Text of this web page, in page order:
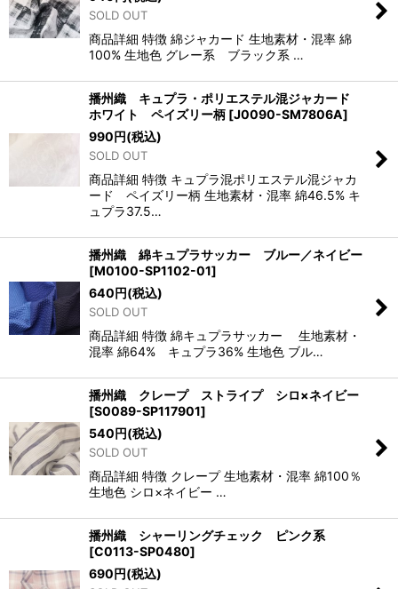
SOLD OUT
商品詳細 特徴 綿ジャカード 生地素材・混率 綿
100% 生地色 グレー系 ブラック系 …
播州織 キュプラ・ポリエステル混ジャカード
ホワイト ペイズリー柄 [J0090-SM7806A]
990円(税込)
SOLD OUT
商品詳細 特徴 キュプラ混ポリエステル混ジャカ
ード ペイズリー柄 生地素材・混率 綿46.5% キ
ュプラ37.5…
播州織 綿キュプラサッカー ブルー／ネイビー
[M0100-SP1102-01]
640円(税込)
SOLD OUT
商品詳細 特徴 綿キュプラサッカー 生地素材・
混率 綿64% キュプラ36% 生地色 ブル…
播州織 クレープ ストライプ シロ×ネイビー
[S0089-SP117901]
540円(税込)
SOLD OUT
商品詳細 特徴 クレープ 生地素材・混率 綿100％
生地色 シロ×ネイビー …
播州織 シャーリングチェック ピンク系
[C0113-SP0480]
690円(税込)